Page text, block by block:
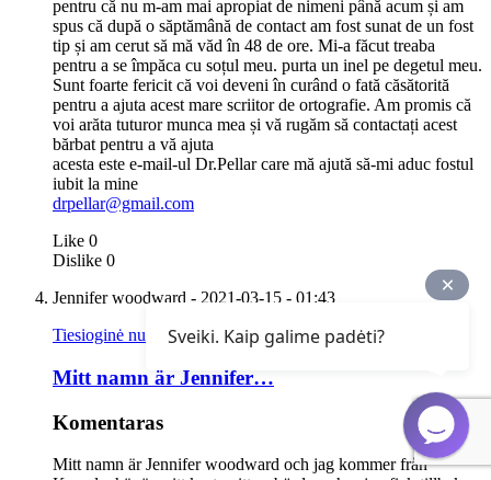
pentru că nu m-am mai apropiat de nimeni până acum și am
spus că după o săptămână de contact am fost sunat de un fost
tip și am cerut să mă văd în 48 de ore. Mi-a făcut treaba
pentru a se împăca cu soțul meu. purta un inel pe degetul meu.
Sunt foarte fericit că voi deveni în curând o fată căsătorită
pentru a ajuta acest mare scriitor de ortografie. Am promis că
voi arăta tuturor munca mea și vă rugăm să contactați acest
bărbat pentru a vă ajuta
acesta este e-mail-ul Dr.Pellar care mă ajută să-mi aduc fostul
iubit la mine
drpellar@gmail.com
Like 0
Dislike 0
Jennifer woodward - 2021-03-15 - 01:43
Tiesioginė nuoroda
Mitt namn är Jennifer…
Komentaras
Mitt namn är Jennifer woodward och jag kommer från
Sveiki. Kaip galime padėti?